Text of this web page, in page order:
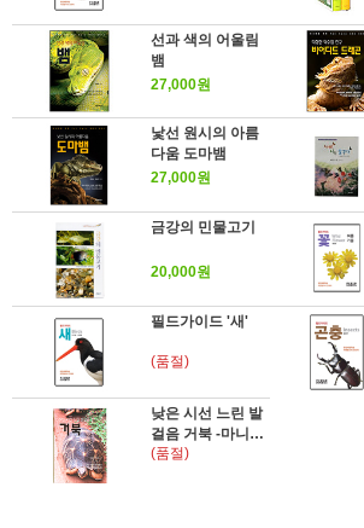
선과 색의 어울림
뱀
27,000원
낯선 원시의 아름
다움 도마뱀
27,000원
금강의 민물고기
20,000원
필드가이드 '새'
(품절)
낮은 시선 느린 발
걸음 거북 -마니아
를 위한 Pet Care
(품절)